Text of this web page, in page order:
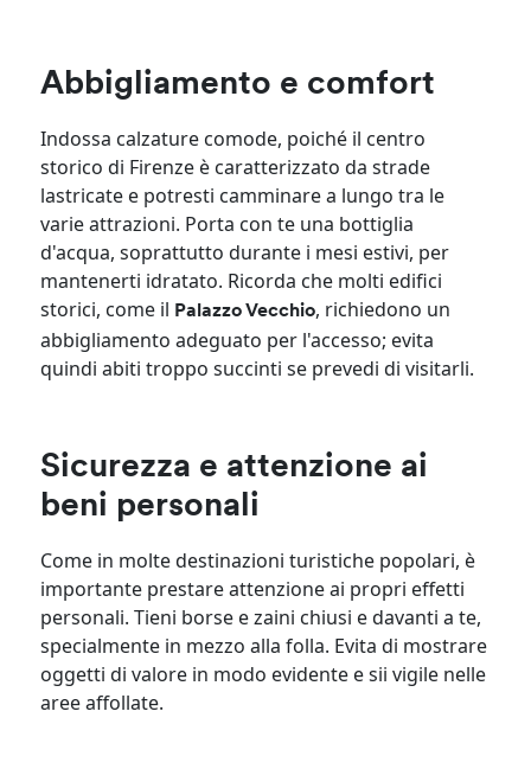
Abbigliamento e comfort
Indossa calzature comode, poiché il centro
storico di Firenze è caratterizzato da strade
lastricate e potresti camminare a lungo tra le
varie attrazioni. Porta con te una bottiglia
d'acqua, soprattutto durante i mesi estivi, per
mantenerti idratato. Ricorda che molti edifici
storici, come il Palazzo Vecchio, richiedono un
abbigliamento adeguato per l'accesso; evita
quindi abiti troppo succinti se prevedi di visitarli.
Sicurezza e attenzione ai
beni personali
Come in molte destinazioni turistiche popolari, è
importante prestare attenzione ai propri effetti
personali. Tieni borse e zaini chiusi e davanti a te,
specialmente in mezzo alla folla. Evita di mostrare
oggetti di valore in modo evidente e sii vigile nelle
aree affollate.